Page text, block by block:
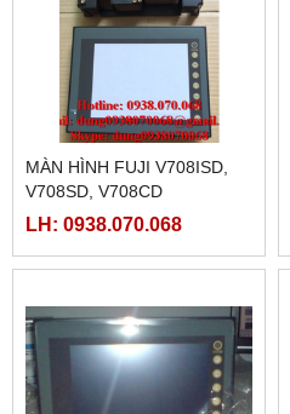
MÀN HÌNH FUJI V708ISD,
V708SD, V708CD
LH: 0938.070.068